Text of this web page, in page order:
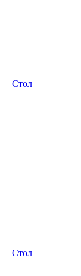
Стол
Стол